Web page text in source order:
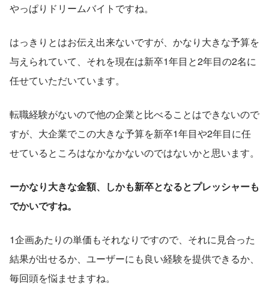
やっぱりドリームバイトですね。
はっきりとはお伝え出来ないですが、かなり大きな予算を
与えられていて、それを現在は新卒1年目と2年目の2名に
任せていただいています。
転職経験がないので他の企業と比べることはできないので
すが、大企業でこの大きな予算を新卒1年目や2年目に任
せているところはなかなかないのではないかと思います。
ーかなり大きな金額、しかも新卒となるとプレッシャーも
でかいですね。
1企画あたりの単価もそれなりですので、それに見合った
結果が出せるか、ユーザーにも良い経験を提供できるか、
毎回頭を悩ませますね。